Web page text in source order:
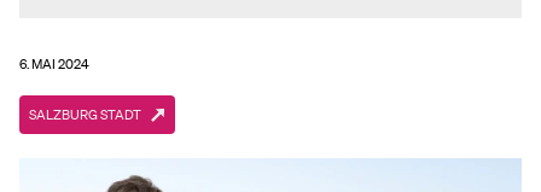
6. MAI 2024
SALZBURG STADT